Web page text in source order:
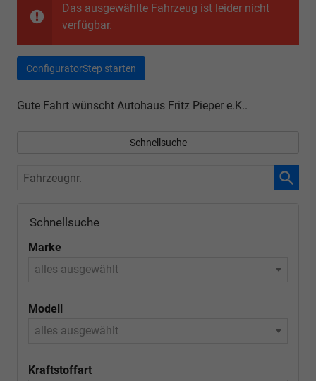
Das ausgewählte Fahrzeug ist leider nicht
verfügbar.
ConfiguratorStep starten
Gute Fahrt wünscht Autohaus Fritz Pieper e.K..
Schnellsuche
Fahrzeugnr.
Schnellsuche
Marke
alles ausgewählt
Modell
alles ausgewählt
Kraftstoffart